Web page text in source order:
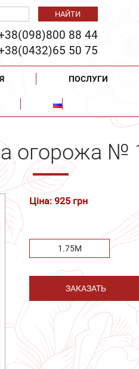
88 44
50 75
ПОСЛУГИ
огорожа №
Ціна: 925 грн
1.75М
ЗАКАЗАТЬ